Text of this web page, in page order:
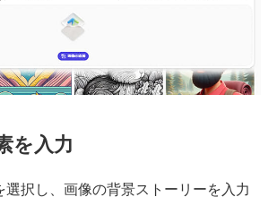
を入力
択し、画像の背景ストーリーを入力